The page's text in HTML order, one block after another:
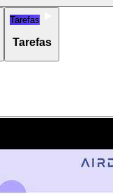
Tarefas
Tarefas